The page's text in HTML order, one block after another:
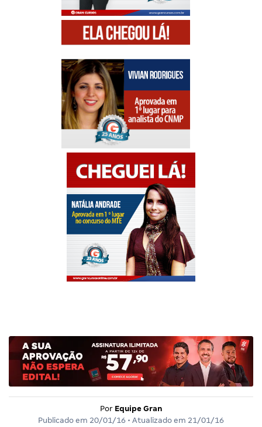
Por Equipe Gran
Publicado em 20/01/16 • Atualizado em 21/01/16